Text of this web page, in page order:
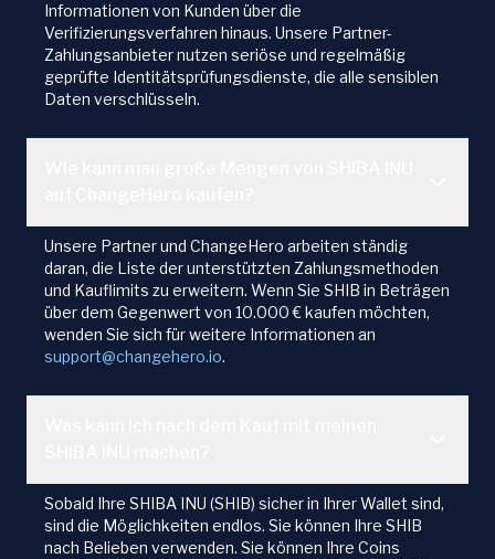
Informationen von Kunden über die
Verifizierungsverfahren hinaus. Unsere Partner-
Zahlungsanbieter nutzen seriöse und regelmäßig
geprüfte Identitätsprüfungsdienste, die alle sensiblen
Daten verschlüsseln.
Unsere Partner und ChangeHero arbeiten ständig
daran, die Liste der unterstützten Zahlungsmethoden
und Kauflimits zu erweitern. Wenn Sie SHIB in Beträgen
über dem Gegenwert von 10.000 € kaufen möchten,
wenden Sie sich für weitere Informationen an
support@changehero.io.
Sobald Ihre SHIBA INU (SHIB) sicher in Ihrer Wallet sind,
sind die Möglichkeiten endlos. Sie können Ihre SHIB
nach Belieben verwenden. Sie können Ihre Coins